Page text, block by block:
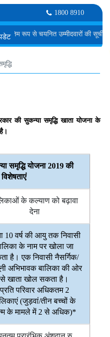
1800 8910
से चयनित उम्मीदवारों की सूचीएम. एम.
की सुकन्या समृद्धि खाता योजना के
समृद्धि योजना 2019 की
के कल्याण को बढ़ावा
देना
10 वर्ष की आयु तक निवासी
के नाम पर खोला जा
है। एक निवासी नैसर्गिक/
अभिभावक बालिका की ओर
से खाता खोल सकता है।
प्रति परिवार अधिकतम 2
(जुड़वां/तीन बच्चों के
के मामले में 2 से अधिक)*